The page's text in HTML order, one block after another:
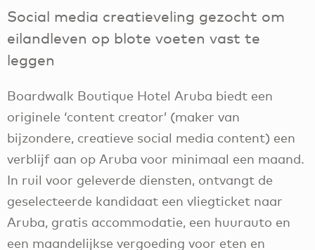
Social media creatieveling gezocht om
eilandleven op blote voeten vast te
leggen
Boardwalk Boutique Hotel Aruba biedt een
originele ‘content creator’ (maker van
bijzondere, creatieve social media content) een
verblijf aan op Aruba voor minimaal een maand.
In ruil voor geleverde diensten, ontvangt de
geselecteerde kandidaat een vliegticket naar
Aruba, gratis accommodatie, een huurauto en
een maandelijkse vergoeding voor eten en